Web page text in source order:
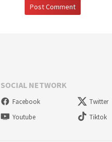
SOCIAL NETWORK
Facebook Twitter
Youtube
Tiktok